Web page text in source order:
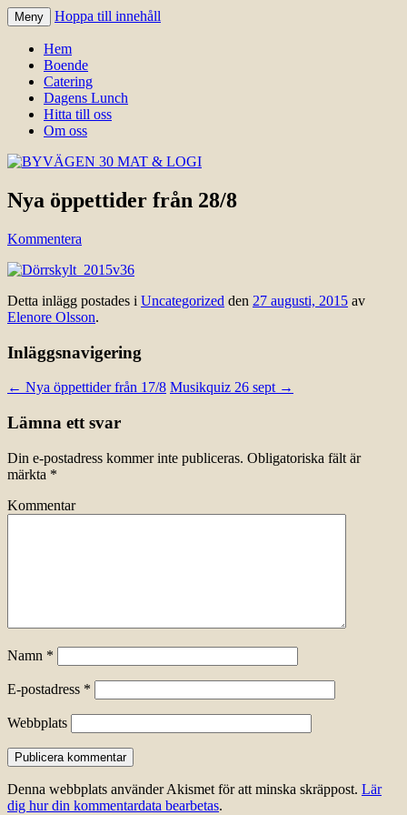
BYVÄGEN 30 MAT & LOGI
upplevelse hos oss.
Meny Hoppa till innehåll
Hem
Boende
Catering
Dagens Lunch
Hitta till oss
Om oss
Nya öppettider från 28/8
Kommentera
Detta inlägg postades i Uncategorized den 27 augusti, 2015 av
Elenore Olsson.
Inläggsnavigering
← Nya öppettider från 17/8 Musikquiz 26 sept →
Lämna ett svar
Din e-postadress kommer inte publiceras. Obligatoriska fält är
märkta *
Kommentar
Namn *
E-postadress *
Webbplats
Denna webbplats använder Akismet för att minska skräppost. Lär
dig hur din kommentardata bearbetas.